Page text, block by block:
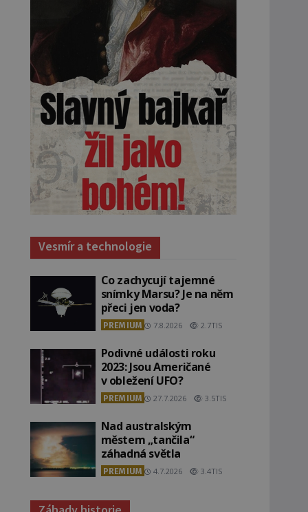
Vesmír a technologie
Co zachycují tajemné
snímky Marsu? Je na něm
přeci jen voda?
PREMIUM 7.8.2026 2.7TIS
Podivné události roku
2023: Jsou Američané
v obležení UFO?
PREMIUM 27.7.2026 3.5TIS
Nad australským
městem „tančila“
záhadná světla
PREMIUM 4.7.2026 3.4TIS